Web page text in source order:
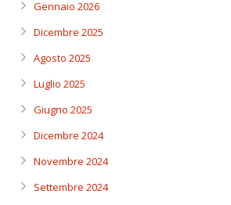
Gennaio 2026
Dicembre 2025
Agosto 2025
Luglio 2025
Giugno 2025
Dicembre 2024
Novembre 2024
Settembre 2024